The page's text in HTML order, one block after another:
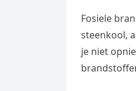
Fosiele
steenkool,
je niet